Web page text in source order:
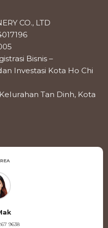
CO., LTD
Bisnis –
Investasi Kota Ho Chi
Tan Dinh, Kota
9638